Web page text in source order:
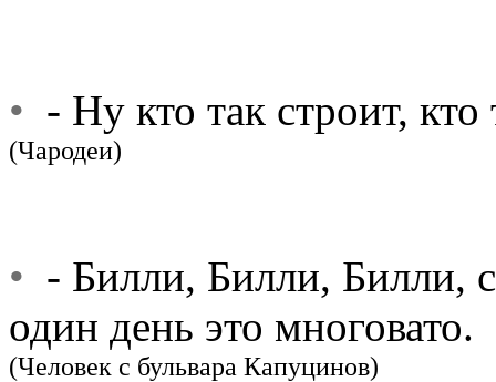
• - Ну кто так строит, кто
(Чародеи)
• - Билли, Билли, Билли,
один день это многовато.
(Человек с бульвара Капуцинов)